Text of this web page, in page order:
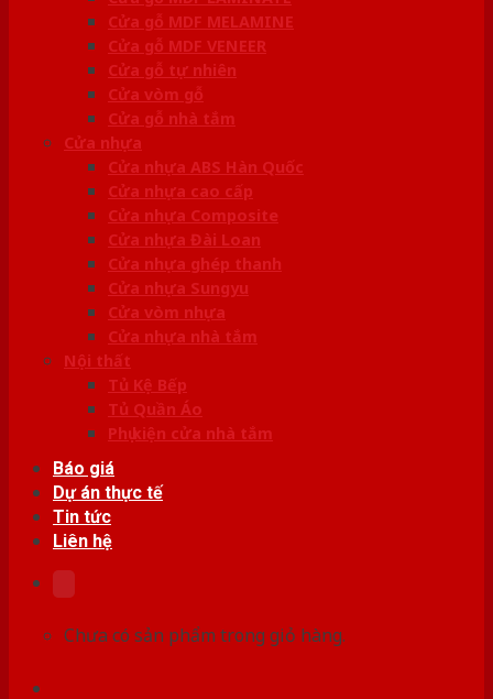
Cửa gỗ MDF MELAMINE
Cửa gỗ MDF VENEER
Cửa gỗ tự nhiên
Cửa vòm gỗ
Cửa gỗ nhà tắm
Cửa nhựa
Cửa nhựa ABS Hàn Quốc
Cửa nhựa cao cấp
Cửa nhựa Composite
Cửa nhựa Đài Loan
Cửa nhựa ghép thanh
Cửa nhựa Sungyu
Cửa vòm nhựa
Cửa nhựa nhà tắm
Nội thất
Tủ Kệ Bếp
Tủ Quần Áo
Phụ kiện cửa nhà tắm
Báo giá
Dự án thực tế
Tin tức
Liên hệ
Chưa có sản phẩm trong giỏ hàng.